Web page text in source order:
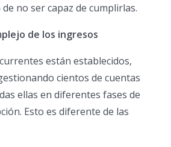
no ser capaz de cumplirlas.
de los ingresos
están establecidos,
cientos de cuentas
ellas en diferentes fases de
Esto es diferente de las